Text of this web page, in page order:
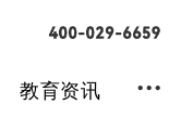
教育资讯 ...